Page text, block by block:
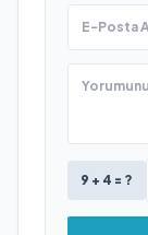
9 + 4 = ?